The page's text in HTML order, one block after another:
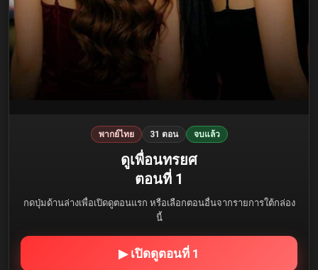
พากย์ไทย 31 ตอน จบแล้ว
ดูเพื่อนทรยศ
ตอนที่ 1
กดปุ่มด้านล่างเพื่อเปิดดูตอนแรก หรือเลือกตอนอื่นจากรายการใต้กล่อง
นี้
▶ เปิดดูตอนที่ 1